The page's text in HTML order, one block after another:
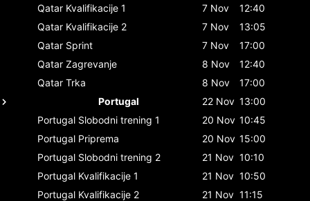
Qatar Kvalifikacije 1 7 Nov
12:40
Qatar Kvalifikacije 2 7 Nov
13:05
Qatar Sprint 7 Nov
17:00
Qatar Zagrevanje 8 Nov
12:40
Qatar Trka 8 Nov
17:00
Portugal
22 Nov 13:00
Portugal Slobodni trening 1 20 Nov 10:45
Portugal Priprema 20 Nov 15:00
Portugal Slobodni trening 2 21 Nov 10:10
Portugal Kvalifikacije 1 21 Nov 10:50
Portugal Kvalifikacije 2 21 Nov 11:15